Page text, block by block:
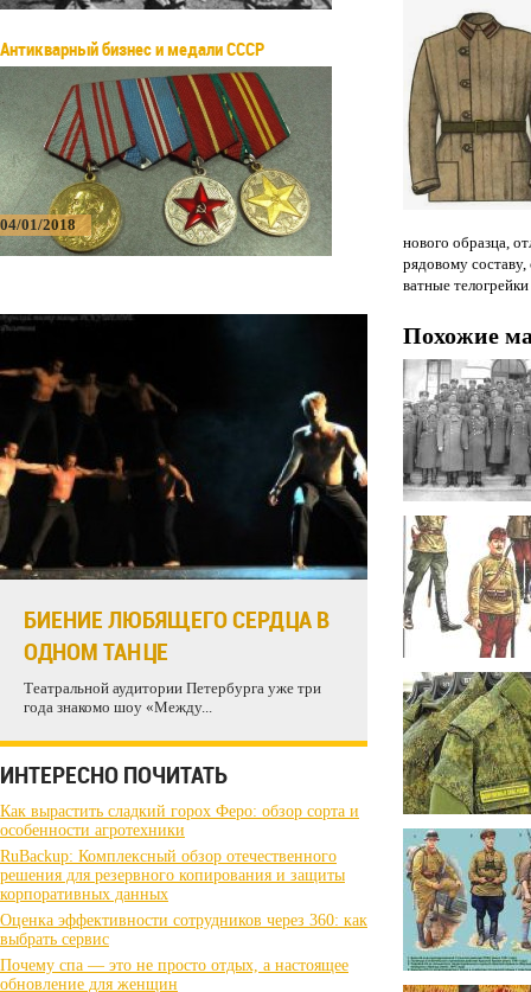
Антикварный бизнес и медали СССР
04/01/2018
БИЕНИЕ ЛЮБЯЩЕГО СЕРДЦА В
ОДНОМ ТАНЦЕ
Театральной аудитории Петербурга уже три
года знакомо шоу «Между...
ИНТЕРЕСНО ПОЧИТАТЬ
Как вырастить сладкий горох Феро: обзор сорта и
особенности агротехники
RuBackup: Комплексный обзор отечественного
решения для резервного копирования и защиты
корпоративных данных
Оценка эффективности сотрудников через 360: как
выбрать сервис
Почему спа — это не просто отдых, а настоящее
обновление для женщин
нового образца,
рядовому
ватные
Похожие